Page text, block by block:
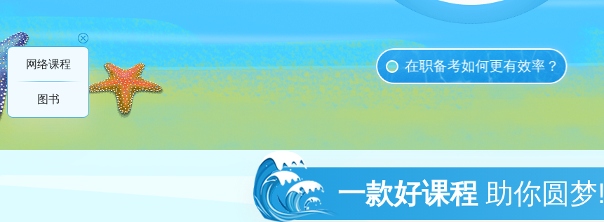
在职备考如何更有效率？
一款好课程 助你圆梦!
网络课程
图书